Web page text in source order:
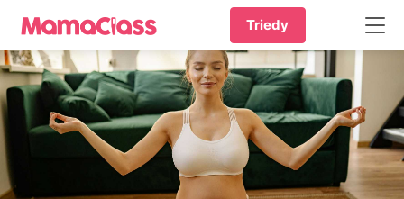
Triedy